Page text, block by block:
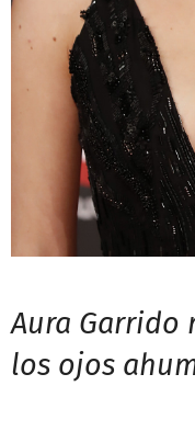
Aura Garrido
los ojos